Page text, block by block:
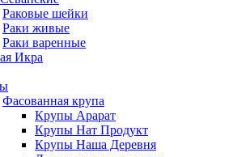
Раковые шейки
Раки живые
Раки варенные
Икра
Фасованная крупа
Крупы Арарат
Крупы Нат Продукт
Крупы Наша Деревня